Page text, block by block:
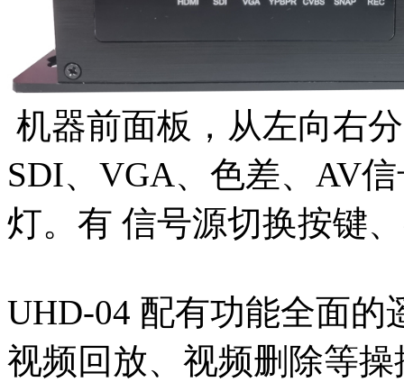
机器前面板，从左向右
SDI、VGA、色差、AV
灯。有 信号源切换按键
UHD-04 配有功能全面
视频回放、视频删除等